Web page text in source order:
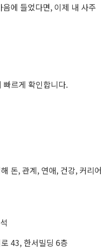
에 들었다면, 이제 내 사주
빠르게 확인합니다.
돈, 관계, 연애, 건강, 커리
43, 한서빌딩 6층